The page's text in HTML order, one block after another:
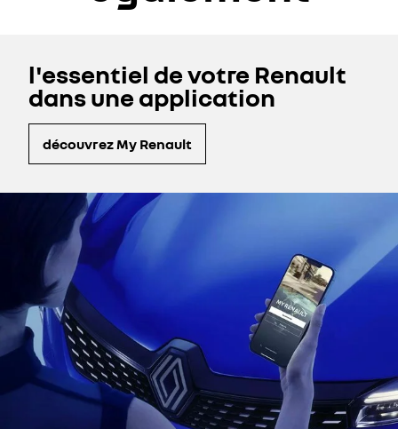
l'essentiel de votre Renault
dans une application
découvrez My Renault